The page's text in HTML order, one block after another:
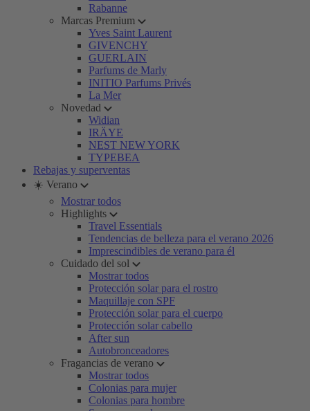
Rabanne
Marcas Premium
Yves Saint Laurent
GIVENCHY
GUERLAIN
Parfums de Marly
INITIO Parfums Privés
La Mer
Novedad
Widian
IRÄYE
NEST NEW YORK
TYPEBEA
Rebajas y superventas
☀️ Verano
Mostrar todos
Highlights
Travel Essentials
Tendencias de belleza para el verano 2026
Imprescindibles de verano para él
Cuidado del sol
Mostrar todos
Protección solar para el rostro
Maquillaje con SPF
Protección solar para el cuerpo
Protección solar cabello
After sun
Autobronceadores
Fragancias de verano
Mostrar todos
Colonias para mujer
Colonias para hombre